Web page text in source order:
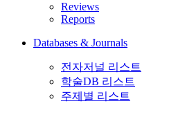
Reviews
Reports
Databases & Journals
전자저널 리스트
학술DB 리스트
주제별 리스트